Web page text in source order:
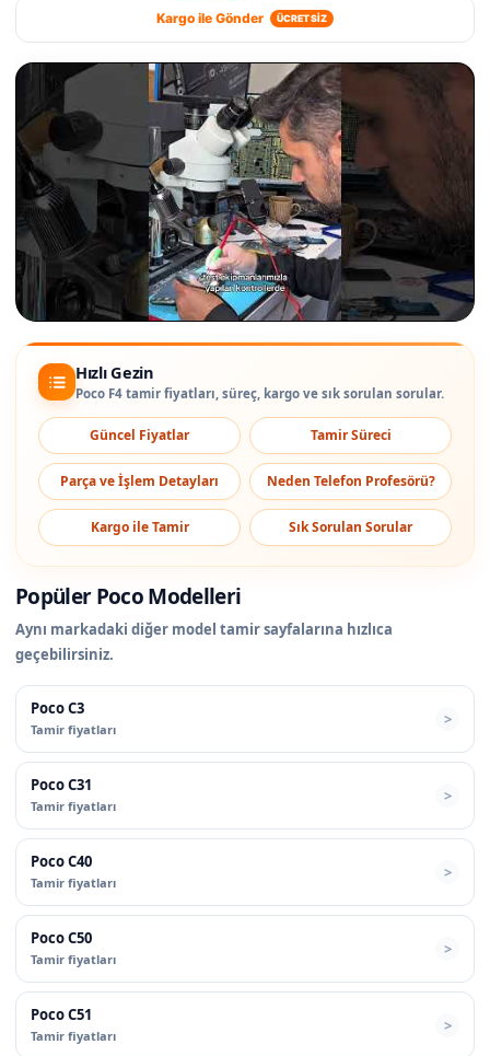
Kargo ile Gönder ÜCRETSİZ
Hızlı Gezin
Poco F4 tamir fiyatları, süreç, kargo ve sık sorulan sorular.
Güncel Fiyatlar Tamir Süreci
Parça ve İşlem Detayları Neden Telefon Profesörü?
Kargo ile Tamir Sık Sorulan Sorular
Popüler Poco Modelleri
Aynı markadaki diğer model tamir sayfalarına hızlıca
geçebilirsiniz.
Poco C3
Tamir fiyatları
Poco C31
Tamir fiyatları
Poco C40
Tamir fiyatları
Poco C50
Tamir fiyatları
Poco C51
Tamir fiyatları